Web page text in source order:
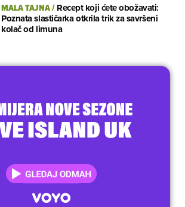
MALA TAJNA/Recept koji ćete obožavati:
Poznata slastičarka otkrila trik za savršeni
kolač od limuna